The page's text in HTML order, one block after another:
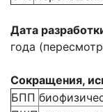
Дата
года
Сокращения,
БПП